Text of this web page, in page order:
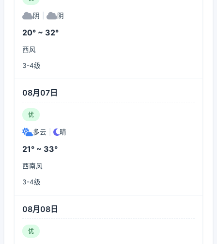
阴 阴
20° ~ 32°
西风
3-4级
08月07日
优
多云 晴
21° ~ 33°
西南风
3-4级
08月08日
优